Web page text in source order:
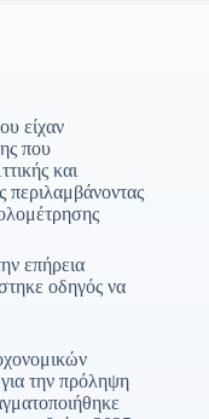
είχαν
που
και
περιλαμβάνοντας
επήρεια
οδηγός να
την πρόληψη